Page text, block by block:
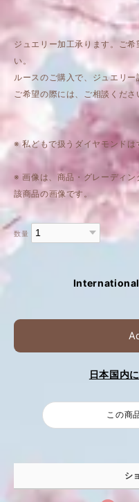
ジュエリー加工承ります。ご
い。
ルースのご購入で、ジュエリー
ご希望の際には、ご相談くださ
※ 私どもで扱うダイヤモンドは
※ 画像は、商品・グレーディ
該商品の画像です。
数量
日本国内
この商
シ